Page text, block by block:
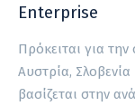
Enterprise
Πρόκειται για
Αυστρία,
βασίζεται στην